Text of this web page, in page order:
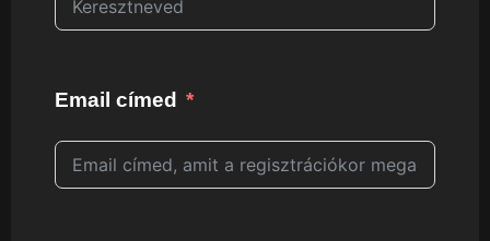
Email címed